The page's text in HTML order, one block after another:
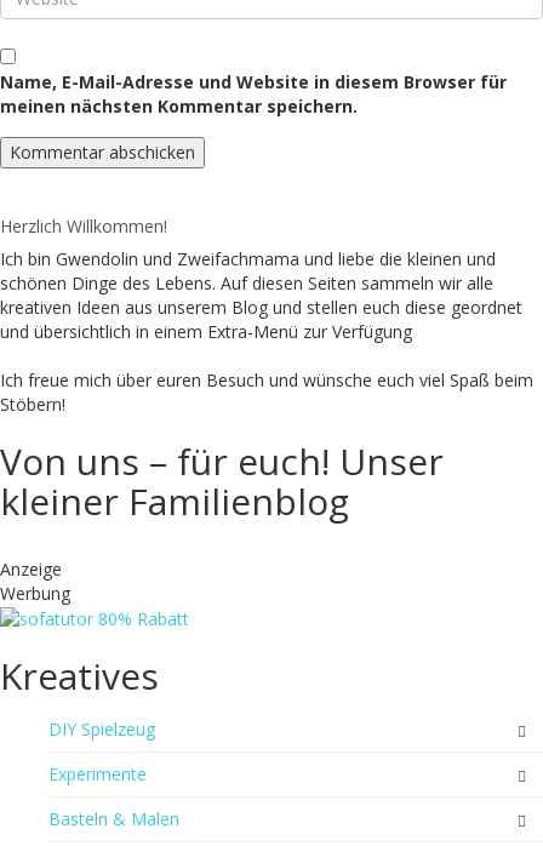
Name, E-Mail-Adresse und Website in diesem Browser für
meinen nächsten Kommentar speichern.
Herzlich Willkommen!
Ich bin Gwendolin und Zweifachmama und liebe die kleinen und
schönen Dinge des Lebens. Auf diesen Seiten sammeln wir alle
kreativen Ideen aus unserem Blog und stellen euch diese geordnet
und übersichtlich in einem Extra-Menü zur Verfügung
Ich freue mich über euren Besuch und wünsche euch viel Spaß beim
Stöbern!
Von uns – für euch! Unser
kleiner Familienblog
Anzeige
Werbung
Kreatives
DIY Spielzeug
Experimente
Basteln & Malen